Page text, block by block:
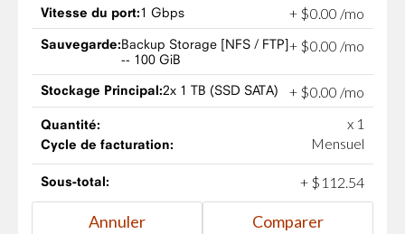
Vitesse du port:1 Gbps + $0.00 /mo
Sauvegarde:Backup Storage [NFS / FTP]
-- 100 GiB
+ $0 00 /mo
Stockage Principal:2x 1 TB (SSD SATA) + $0 00 /mo
Quantité: x 1
Cycle de facturation: Mensuel
Sous-total: + $ 112.54